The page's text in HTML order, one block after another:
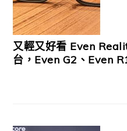
又輕又好看 Even
台，Even G2、Even